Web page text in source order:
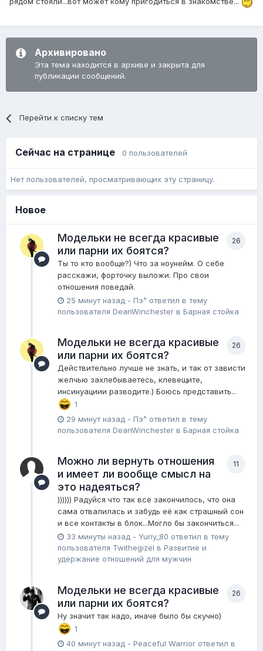
Архивировано
Эта тема находится в архиве и закрыта для
публикации сообщений.
Перейти к списку тем
Сейчас на странице 0 пользователей
Нет пользователей, просматривающих эту страницу.
Новое
26
Модельки не всегда красивые
или парни их боятся?
Ты то кто вообще?) Что за ноунейм. О себе
расскажи, форточку выложи. Про свои
отношения поведай.
25 минут назад - Пэ^ ответил в тему
пользователя DeanWinchester в Барная стойка
26
Модельки не всегда красивые
или парни их боятся?
Действительно лучше не знать, и так от зависти
желчью захлебываетесь, клевещите,
инсинуациии разводите.) Боюсь представить...
1
29 минут назад - Пэ^ ответил в тему
пользователя DeanWinchester в Барная стойка
11
Можно ли вернуть отношения
и имеет ли вообще смысл на
это надеяться?
)))))) Радуйся что так всё закончилось, что она
сама отвалилась и забудь её как страшный сон
и все контакты в блок...Могло бы закончиться...
33 минуты назад - Yuriy_80 ответил в тему
пользователя Twithegizel в Pазвитие и
удержание отношений для мужчин
26
Модельки не всегда красивые
или парни их боятся?
Ну значит так надо, иначе было бы скучно)
1
40 минут назад - Peaceful Warrior ответил в